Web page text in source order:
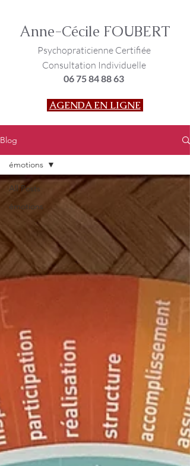
Anne-Cécile FOUBERT
Psychopraticienne Certifiée
Consultation Individuelle
​0675 84 88 63
AGENDA EN LIGNE
Blog
All Posts
émotions
émotions